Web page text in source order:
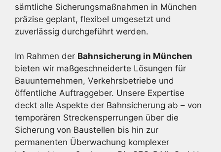
sämtliche Sicherungsmaßnahmen in München
präzise geplant, flexibel umgesetzt und
zuverlässig durchgeführt werden.
Im Rahmen der Bahnsicherung in München
bieten wir maßgeschneiderte Lösungen für
Bauunternehmen, Verkehrsbetriebe und
öffentliche Auftraggeber. Unsere Expertise
deckt alle Aspekte der Bahnsicherung ab – von
temporären Streckensperrungen über die
Sicherung von Baustellen bis hin zur
permanenten Überwachung komplexer